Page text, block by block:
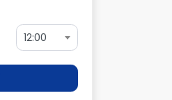
12:00